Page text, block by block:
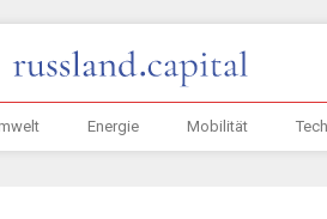
Energie Mobilität